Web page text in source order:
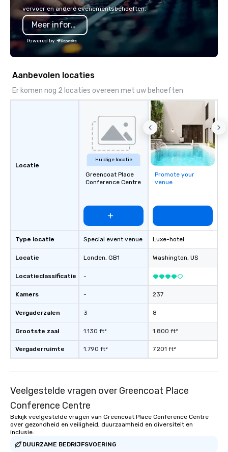
vervoer en andere evenementsbehoeften.
Meer informatie
Powered by
Aanbevolen locaties
Er komen nog 2 locaties overeen met uw behoeften
Locatie
Type locatie
Locatie
Locatieclassificatie
Kamers
Vergaderzalen
Grootste zaal
Vergaderruimte
Huidige locatie
Greencoat Place
Conference Centre
Special event venue
Londen, GB1
-
-
3
1.130 ft²
1.790 ft²
Promote your
venue
Luxe-hotel
Washington, US
237
8
1.800 ft²
7.201 ft²
Veelgestelde vragen over Greencoat Place
Conference Centre
Bekijk veelgestelde vragen van Greencoat Place Conference Centre
over gezondheid en veiligheid, duurzaamheid en diversiteit en
inclusie.
DUURZAME BEDRIJFSVOERING